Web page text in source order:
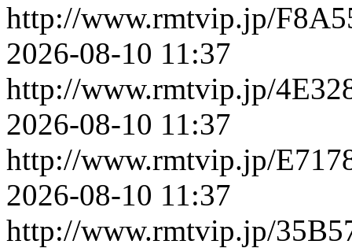
http://www.rmtvip.jp/
2026-08-10 11:37
http://www.rmtvip.jp/
2026-08-10 11:37
http://www.rmtvip.jp/
2026-08-10 11:37
http://www.rmtvip.jp/